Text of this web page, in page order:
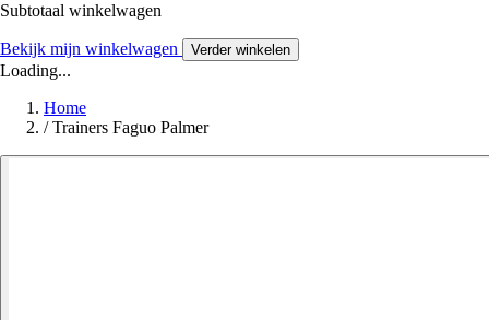
Subtotaal winkelwagen
Bekijk mijn winkelwagen Verder winkelen
Loading...
Home
/ Trainers Faguo Palmer